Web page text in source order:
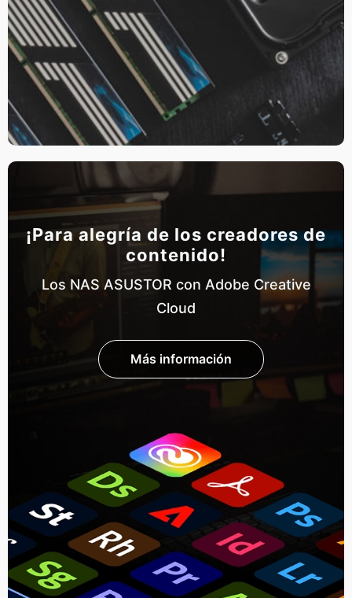
¡Para alegría de los creadores de
contenido!
Los NAS ASUSTOR con Adobe Creative
Cloud
Más información